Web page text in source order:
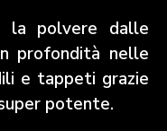
la polvere dalle
profondità nelle
e tappeti grazie
potente.